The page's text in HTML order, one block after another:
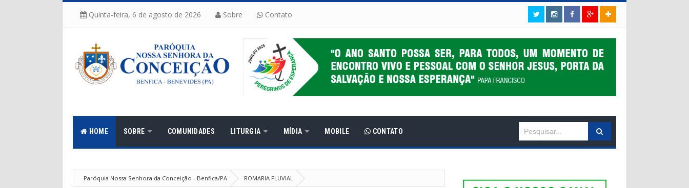
Quinta-feira, 6 de agosto de 2026 Sobre Contato
HOME SOBRE COMUNIDADES LITURGIA MÍDIA MOBILE CONTATO
Paróquia Nossa Senhora da Conceição - Benfica/PA ROMARIA FLUVIAL